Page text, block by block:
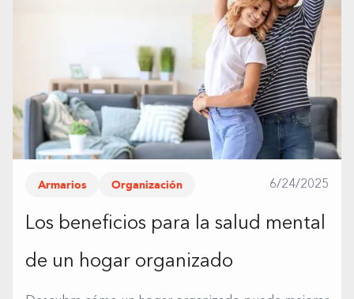
Armarios Organización 6/24/2025
Los beneficios para la salud mental
de un hogar organizado